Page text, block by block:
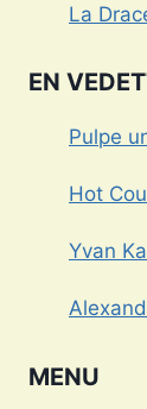
La
EN
Pulpe
Hot
Yvan
MENU